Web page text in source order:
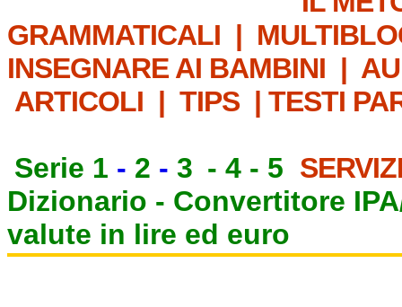
GRAMMATICALI |
INSEGNARE AI BAMBINI |
ARTICOLI | TIPS | TESTI
Serie 1 - 2 - 3 - 4 - 5
Dizionario - Convertitore
valute in lire ed euro